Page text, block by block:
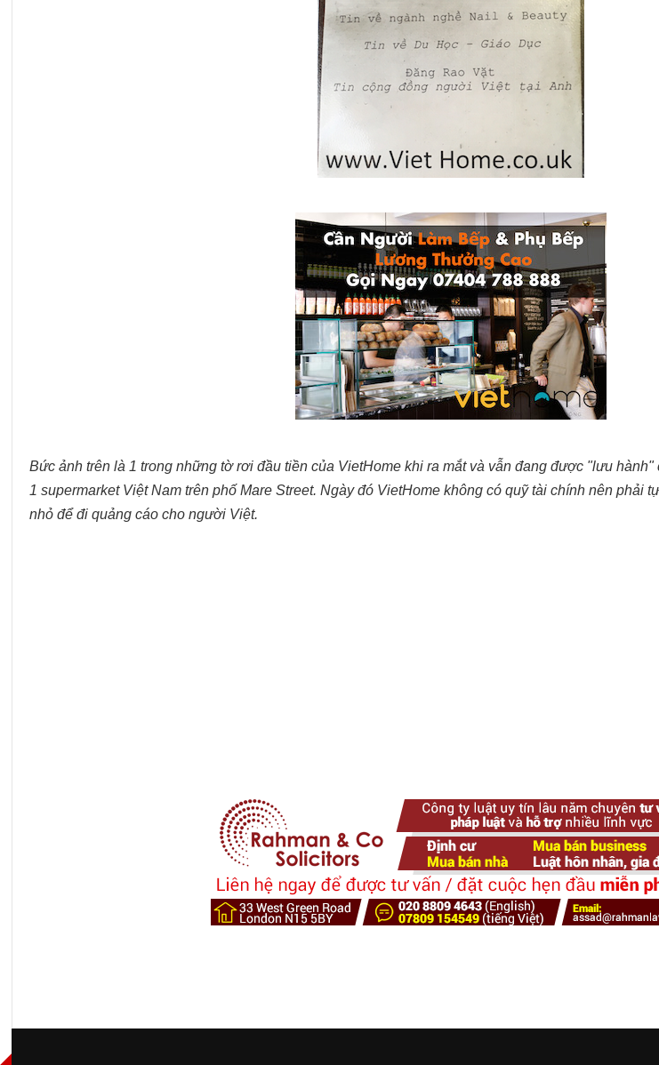
Bức ảnh trên là 1 trong những tờ rơi đầu tiền của VietHome khi ra mắt và vẫn đang được "lưu
1 supermarket Việt Nam trên phố Mare Street. Ngày đó VietHome không có quỹ tài chính nên phải
nhỏ để đi quảng cáo cho người Việt.